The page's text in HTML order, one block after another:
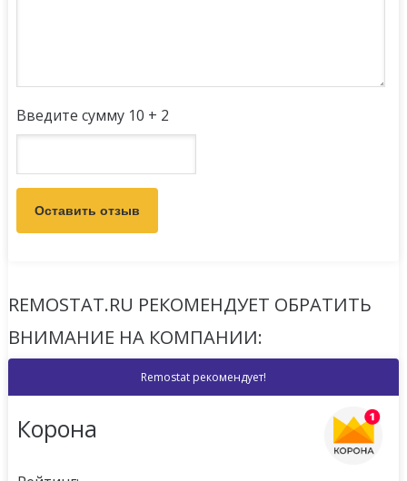
Введите сумму 10 + 2
REMOSTAT.RU РЕКОМЕНДУЕТ ОБРАТИТЬ
ВНИМАНИЕ НА КОМПАНИИ:
Remostat рекомендует!
Корона